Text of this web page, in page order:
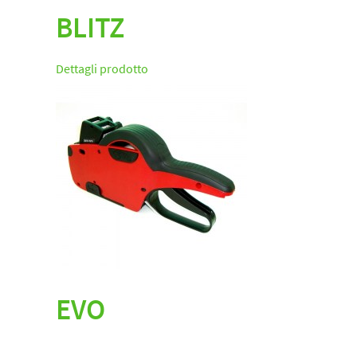
BLITZ
Dettagli prodotto
EVO